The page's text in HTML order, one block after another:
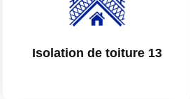
Isolation de toiture 13